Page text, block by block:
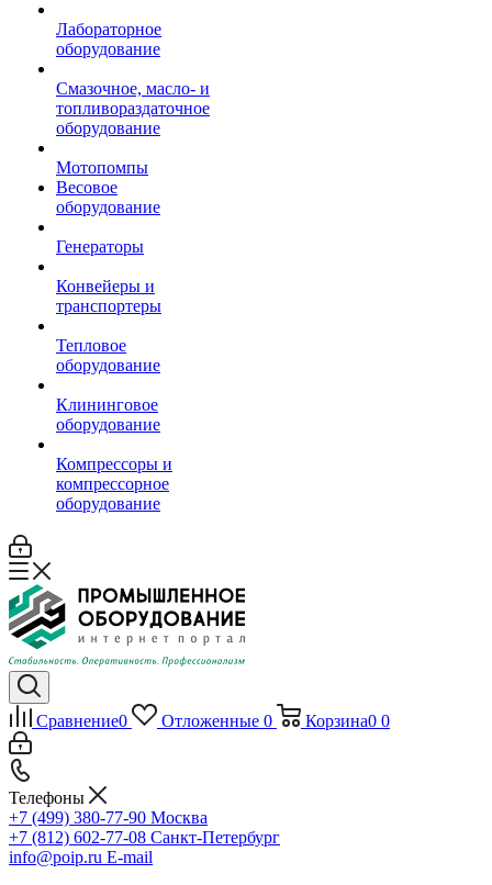
Лабораторное
оборудование
Смазочное, масло- и
топливораздаточное
оборудование
Мотопомпы
Весовое
оборудование
Генераторы
Конвейеры и
транспортеры
Тепловое
оборудование
Клининговое
оборудование
Компрессоры и
компрессорное
оборудование
Сравнение0 Отложенные 0 Корзина0 0
Телефоны
+7 (499) 380-77-90 Москва
+7 (812) 602-77-08 Санкт-Петербург
info@poip.ru E-mail